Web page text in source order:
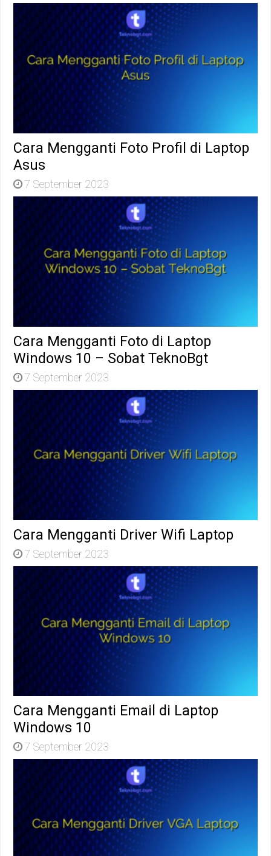
Cara Mengganti Foto Profil di Laptop
Asus
7 September 2023
Cara Mengganti Foto di Laptop
Windows 10 – Sobat TeknoBgt
7 September 2023
Cara Mengganti Driver Wifi Laptop
7 September 2023
Cara Mengganti Email di Laptop
Windows 10
7 September 2023